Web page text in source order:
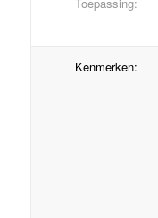
Kenmerken: